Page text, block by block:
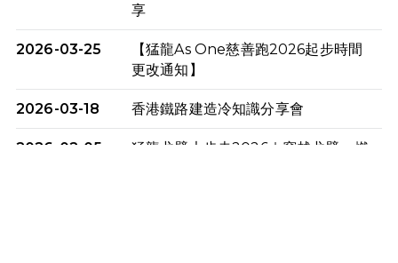
享
2026-03-25
【猛龍As One慈善跑2026起步時間
更改通知】
2026-03-18 香港鐵路建造冷知識分享會
2026-02-05
猛龍戈壁大步走2026｜穿越戈壁．燃